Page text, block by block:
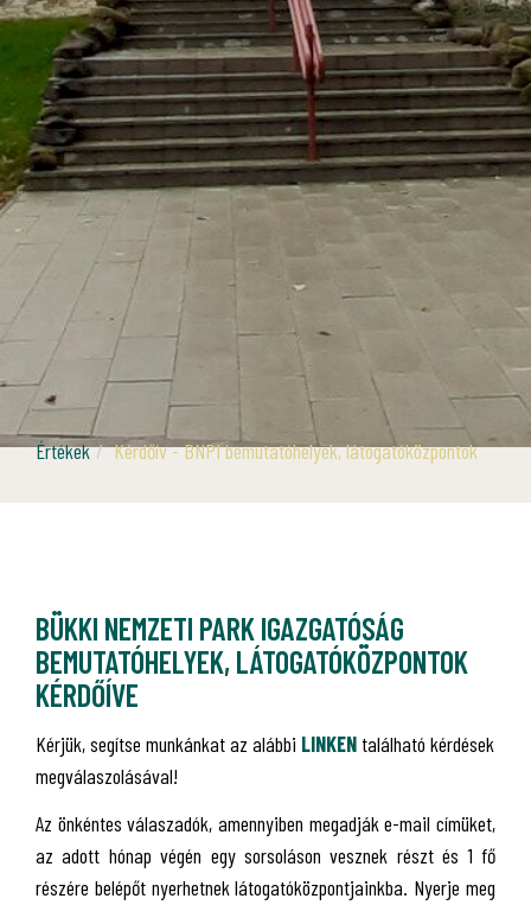
Értékek Kérdőív - BNPI bemutatóhelyek, látogatóközpontok
BÜKKI NEMZETI PARK IGAZGATÓSÁG
BEMUTATÓHELYEK, LÁTOGATÓKÖZPONTOK
KÉRDŐÍVE
Kérjük, segítse munkánkat az alábbi LINKENtalálható kérdések
megválaszolásával!
Az önkéntes válaszadók, amennyiben megadják e-mail címüket,
az adott hónap végén egy sorsoláson vesznek részt és 1 fő
részére belépőt nyerhetnek látogatóközpontjainkba. Nyerje meg